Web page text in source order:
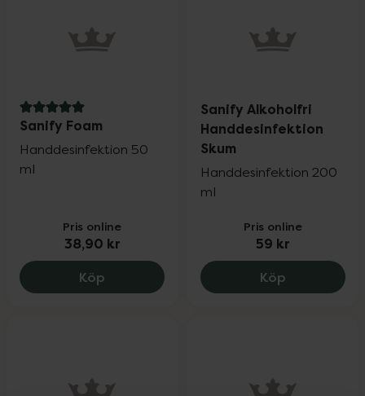
5 av 5 i omdöme
Sanify Foam
Handdesinfektion 50
ml
Pris online
38,90 kr
Köp Sanify Foam, 38.9 kr.
Sanify Alkoholfri
Handdesinfektion
Skum
Handdesinfektion 200
ml
Pris online
59 kr
Köp Sanify